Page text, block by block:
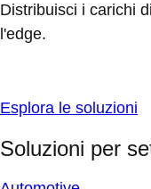
Distribuisci i carichi
l'edge.
Esplora le soluzioni
Soluzioni per